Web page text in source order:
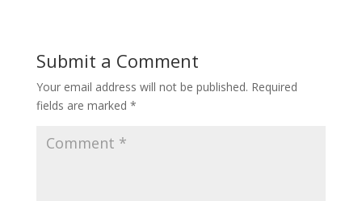
Submit a Comment
Your email address will not be published. Required
fields are marked *